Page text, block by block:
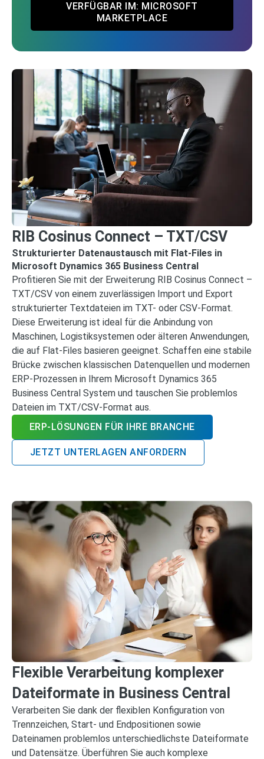
VERFÜGBAR IM: MICROSOFT
MARKETPLACE
RIB Cosinus Connect – TXT/CSV
Strukturierter Datenaustausch mit Flat-Files in
Microsoft Dynamics 365 Business Central
Profitieren Sie mit der Erweiterung RIB Cosinus Connect –
TXT/CSV von einem zuverlässigen Import und Export
strukturierter Textdateien im TXT- oder CSV-Format.
Diese Erweiterung ist ideal für die Anbindung von
Maschinen, Logistiksystemen oder älteren Anwendungen,
die auf Flat-Files basieren geeignet. Schaffen eine stabile
Brücke zwischen klassischen Datenquellen und modernen
ERP-Prozessen in Ihrem Microsoft Dynamics 365
Business Central System und tauschen Sie problemlos
Dateien im TXT/CSV-Format aus.
ERP-LÖSUNGEN FÜR IHRE BRANCHE
JETZT UNTERLAGEN ANFORDERN
Flexible Verarbeitung komplexer
Dateiformate in Business Central
Verarbeiten Sie dank der flexiblen Konfiguration von
Trennzeichen, Start- und Endpositionen sowie
Dateinamen problemlos unterschiedlichste Dateiformate
und Datensätze. Überführen Sie auch komplexe